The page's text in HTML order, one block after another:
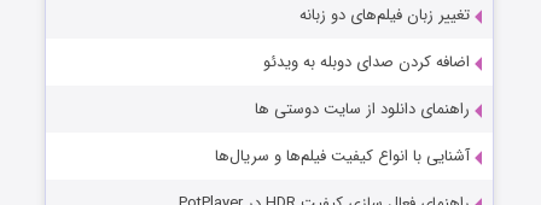
تغییر زبان فیلم‌های دو زبانه
اضافه کردن صدای دوبله به ویدئو
راهنمای دانلود از سایت دوستی ها
آشنایی با انواع کیفیت فیلم‌ها و سریال‌ها